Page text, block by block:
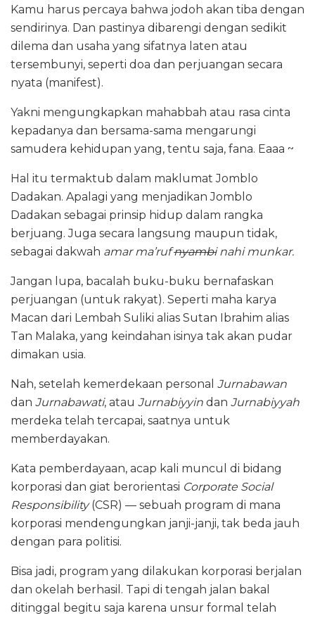
Kamu harus percaya bahwa jodoh akan tiba dengan
sendirinya. Dan pastinya dibarengi dengan sedikit
dilema dan usaha yang sifatnya laten atau
tersembunyi, seperti doa dan perjuangan secara
nyata (manifest).
Yakni mengungkapkan mahabbah atau rasa cinta
kepadanya dan bersama-sama mengarungi
samudera kehidupan yang, tentu saja, fana. Eaaa ~
Hal itu termaktub dalam maklumat Jomblo
Dadakan. Apalagi yang menjadikan Jomblo
Dadakan sebagai prinsip hidup dalam rangka
berjuang. Juga secara langsung maupun tidak,
sebagai dakwah amar ma’rufnyambinahi munkar.
Jangan lupa, bacalah buku-buku bernafaskan
perjuangan (untuk rakyat). Seperti maha karya
Macan dari Lembah Suliki alias Sutan Ibrahim alias
Tan Malaka, yang keindahan isinya tak akan pudar
dimakan usia.
Nah, setelah kemerdekaan personal Jurnabawan
dan Jurnabawati, atau Jurnabiyyin dan Jurnabiyyah
merdeka telah tercapai, saatnya untuk
memberdayakan.
Kata pemberdayaan, acap kali muncul di bidang
korporasi dan giat berorientasi Corporate Social
Responsibility(CSR) — sebuah program di mana
korporasi mendengungkan janji-janji, tak beda jauh
dengan para politisi.
Bisa jadi, program yang dilakukan korporasi berjalan
dan okelah berhasil. Tapi di tengah jalan bakal
ditinggal begitu saja karena unsur formal telah